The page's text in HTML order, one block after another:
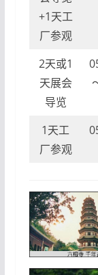
+1天工
厂参观
2天或1
天展会
导览
1天工
厂参观